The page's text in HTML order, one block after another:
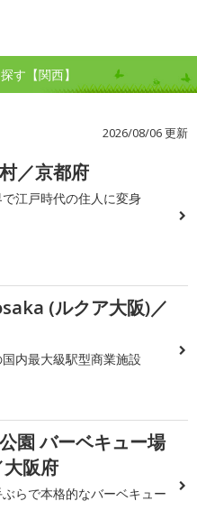
す【関西】
2026/08/06 更新
／京都府
江戸時代の住人に変身
(ルクア大阪)／
内最大級駅型商業施設
園 バーベキュー場
阪府
らで本格的なバーベキュー